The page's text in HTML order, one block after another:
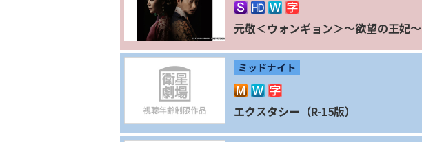
元敬＜ウォンギョン＞～欲望の王妃～
ミッドナイト
エクスタシー（R-15版）